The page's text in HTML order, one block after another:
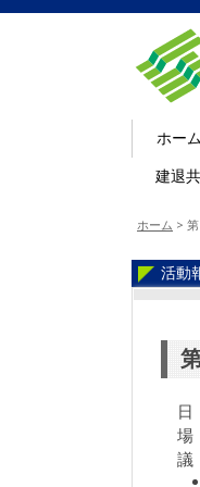
ホーム
建退
ホーム >
活動
日
場